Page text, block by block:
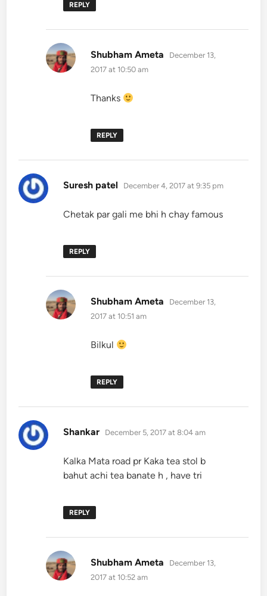
REPLY
Shubham Ameta says:
December 13,
2017 at 10:50 am
Thanks
REPLY
Suresh patel says:
December 4, 2017 at 9:35 pm
Chetak par gali me bhi h chay famous
REPLY
Shubham Ameta says:
December 13,
2017 at 10:51 am
Bilkul
REPLY
Shankar says:
December 5, 2017 at 8:04 am
Kalka Mata road pr Kaka tea stol b
bahut achi tea banate h , have tri
REPLY
Shubham Ameta says:
December 13,
2017 at 10:52 am